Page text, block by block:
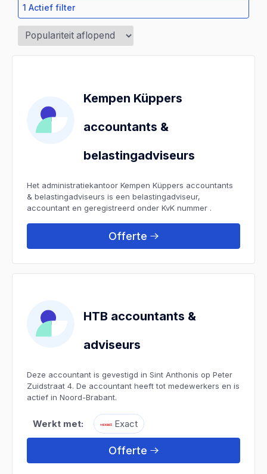
1 Actief filter
Kempen Küppers
accountants &
belastingadviseurs
Het administratiekantoor Kempen Küppers accountants
& belastingadviseurs is een belastingadviseur,
accountant en geregistreerd onder KvK nummer .
Offerte
HTB accountants &
adviseurs
Deze accountant is gevestigd in Sint Anthonis op Peter
Zuidstraat 4. De accountant heeft tot medewerkers en is
actief in Noord-Brabant.
Werkt met: Exact
Offerte